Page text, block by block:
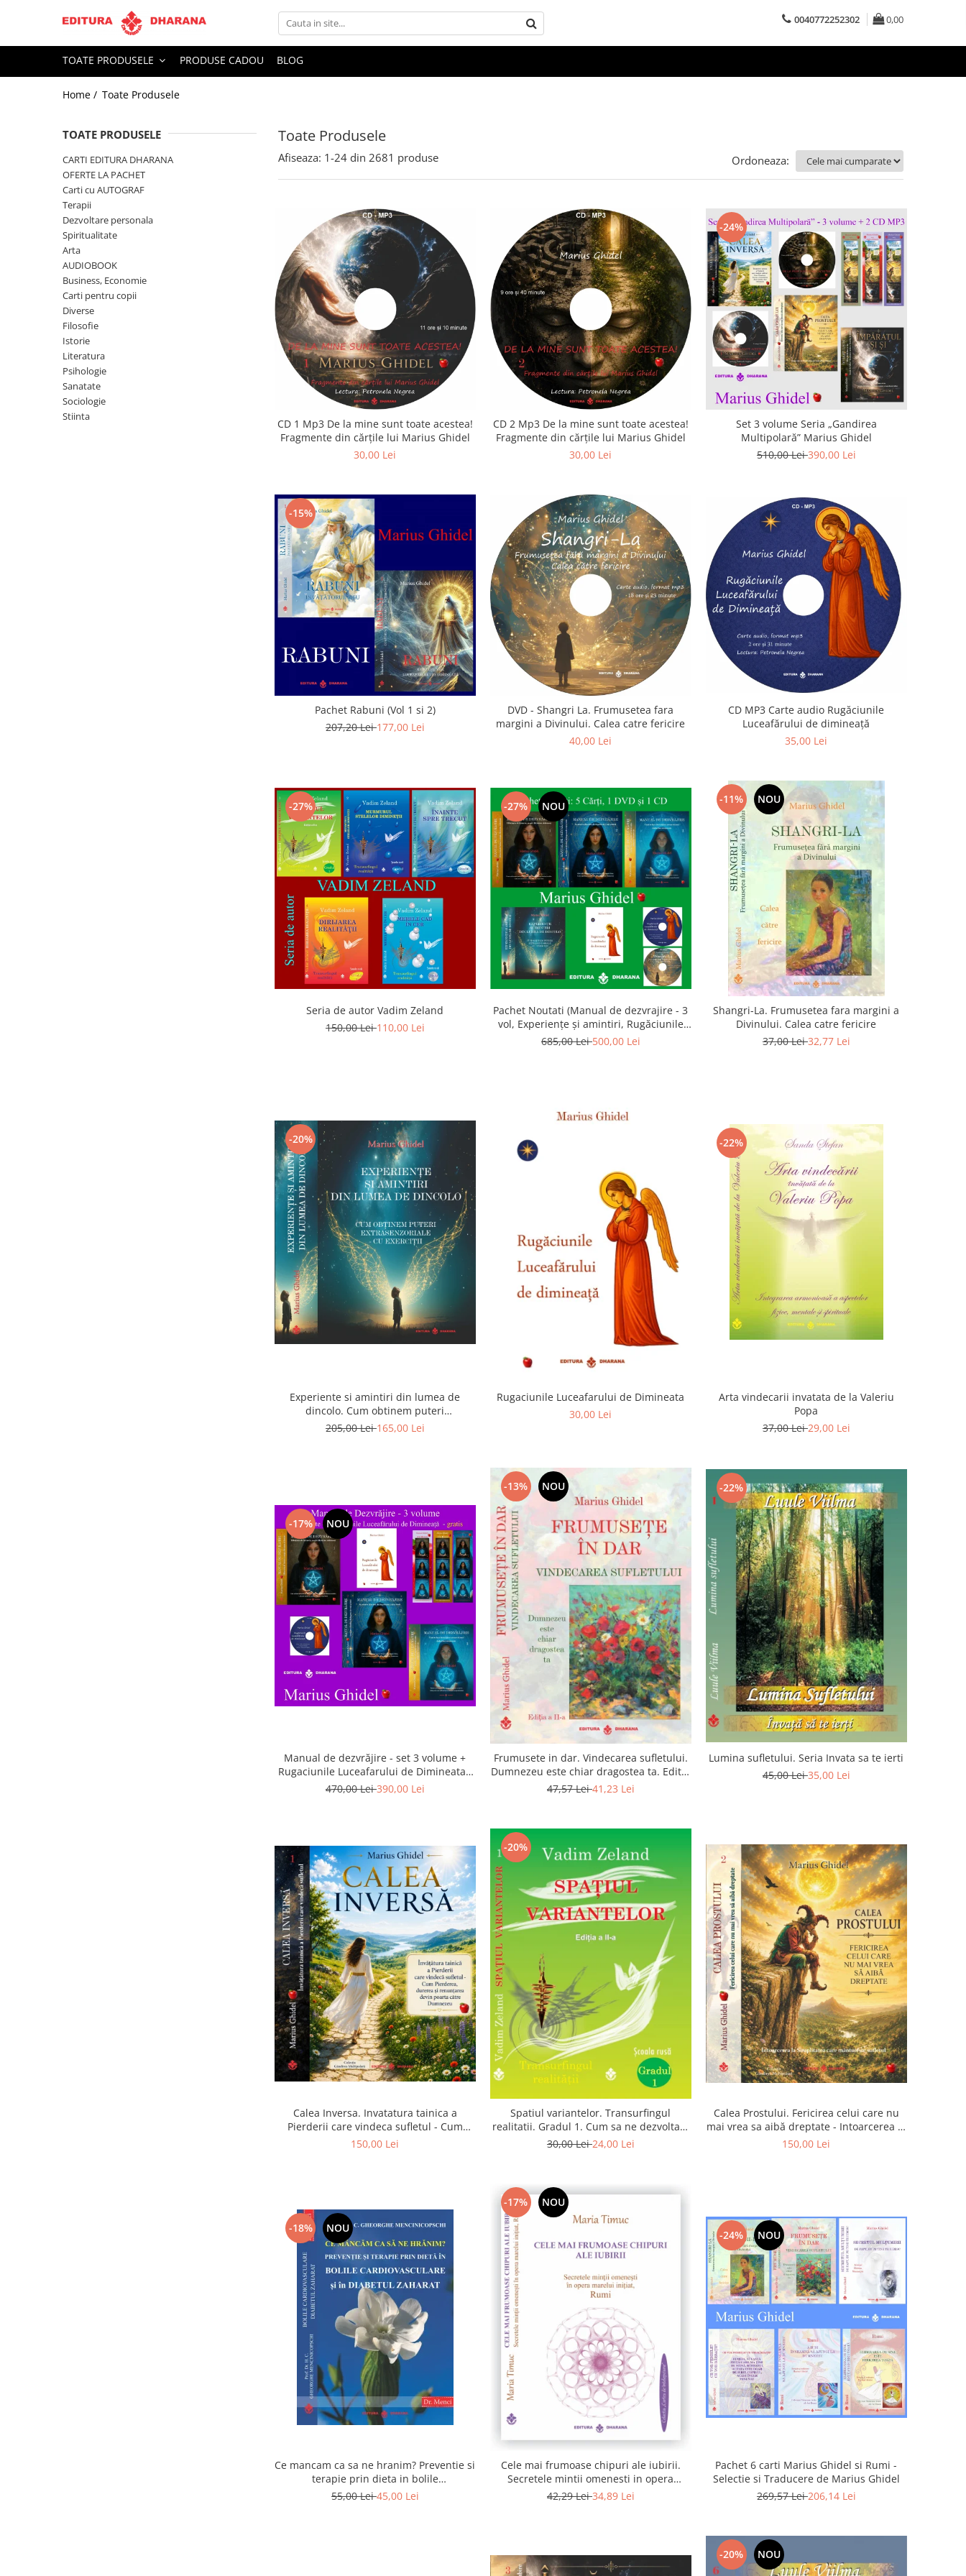
Toate Produsele
CARTI EDITURA DHARANA
OFERTE LA PACHET
Dezvoltare personala
Spiritualitate
AUDIOBOOK
Business, Economie
Carti pentru copii
0040772252302 0,00
TOATE PRODUSELE PRODUSE CADOU BLOG
Home / Toate Produsele
Toate Produsele
TOATE PRODUSELE
CARTI EDITURA DHARANA
OFERTE LA PACHET
Carti cu AUTOGRAF
Terapii
Dezvoltare personala
Spiritualitate
Arta
AUDIOBOOK
Business, Economie
Carti pentru copii
Diverse
Filosofie
Istorie
Literatura
Psihologie
Sanatate
Sociologie
Stiinta
Afiseaza: 1-24 din 2681 produse Ordoneaza:
CD 1 Mp3 De la mine sunt toate acestea!
Fragmente din cărțile lui Marius Ghidel
30,00 Lei
CD 2 Mp3 De la mine sunt toate acestea!
Fragmente din cărțile lui Marius Ghidel
30,00 Lei
-24%
Set 3 volume Seria „Gandirea
Multipolară” Marius Ghidel
510,00 Lei390,00 Lei
-15%
Pachet Rabuni (Vol 1 si 2)
207,20 Lei177,00 Lei
DVD - Shangri La. Frumusetea fara
margini a Divinului. Calea catre fericire
40,00 Lei
CD MP3 Carte audio Rugăciunile
Luceafărului de dimineață
35,00 Lei
-27%
Seria de autor Vadim Zeland
150,00 Lei110,00 Lei
-27% NOU
Pachet Noutati (Manual de dezvrajire - 3
vol, Experiențe și amintiri, Rugăciunile
Luceafarului de dimineata) - Marius
685,00 Lei500,00 Lei
-11% NOU
Shangri-La. Frumusetea fara margini a
Divinului. Calea catre fericire
37,00 Lei32,77 Lei
-20%
Experiente si amintiri din lumea de
dincolo. Cum obtinem puteri
extrasenzoriale - cu exercitii
205,00 Lei165,00 Lei
Rugaciunile Luceafarului de Dimineata
30,00 Lei
-22%
Arta vindecarii invatata de la Valeriu
Popa
37,00 Lei29,00 Lei
-17% NOU
Manual de dezvrăjire - set 3 volume +
Rugaciunile Luceafarului de Dimineata -
Gratuit)
470,00 Lei390,00 Lei
-13% NOU
Frumusete in dar. Vindecarea sufletului.
Dumnezeu este chiar dragostea ta. Editia
a 2-a
47,57 Lei41,23 Lei
-22%
Lumina sufletului. Seria Invata sa te ierti
45,00 Lei35,00 Lei
Calea Inversa. Invatatura tainica a
Pierderii care vindeca sufletul - Cum
Pierderea, durerea si renuntarea devin
150,00 Lei
-20%
Spatiul variantelor. Transurfingul
realitatii. Gradul 1. Cum sa ne dezvoltam
intuitia si sa ne alegem soarta
30,00 Lei24,00 Lei
Calea Prostului. Fericirea celui care nu
mai vrea sa aibă dreptate - Intoarcerea la
Simplitatea care mantuieste sufletul
150,00 Lei
-18% NOU
Ce mancam ca sa ne hranim? Preventie si
terapie prin dieta in bolile
cardiovasculare si in diabetul zaharat
55,00 Lei45,00 Lei
-17% NOU
Cele mai frumoase chipuri ale iubirii.
Secretele mintii omenesti in opera
marelui initiat, Rumi
42,29 Lei34,89 Lei
-24% NOU
Pachet 6 carti Marius Ghidel si Rumi -
Selectie si Traducere de Marius Ghidel
269,57 Lei206,14 Lei
-20% NOU